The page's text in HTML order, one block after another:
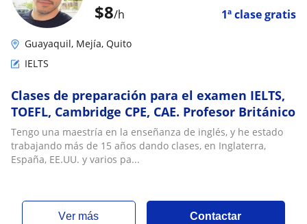
$8/h 1ª clase gratis
Guayaquil, Mejía, Quito
IELTS
Clases de preparación para el examen IELTS,
TOEFL, Cambridge CPE, CAE. Profesor Británico
Tengo una maestría en la enseñanza de inglés, y he estado
trabajando más de 15 años dando clases, en Inglaterra,
España, EE.UU. y varios pa...
ver más Contactar